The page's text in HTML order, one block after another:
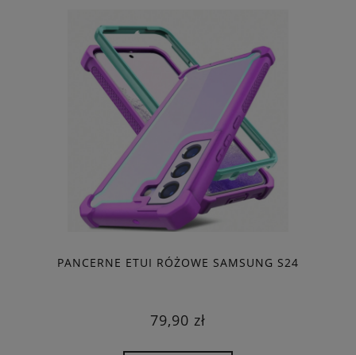
PANCERNE ETUI RÓŻOWE SAMSUNG S24
79,90 zł